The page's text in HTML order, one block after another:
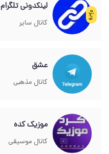
ویژه
لینکدونی تلگرام
کانال سایر
عشق
کانال مذهبی
موزیک کده
کانال موسیقی